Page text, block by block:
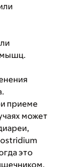
мышц.
приеме
может
это